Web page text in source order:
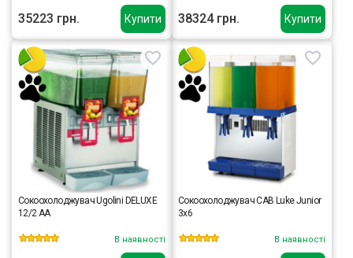
Купити
35223 грн. Купити
38324 грн.
Сокоохолоджувач Ugolini DELUXE
12/2 AA
В наявності
Сокоохолоджувач CAB Luke Junior
3x6
В наявності